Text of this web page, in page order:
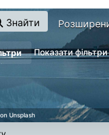
Знайти
Показати